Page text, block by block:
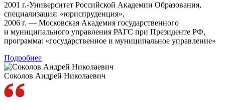
2001 г.-Университет Российской Академии Образования,
специализация: «юриспруденция»,
2006 г. — Московская Академия государственного
и муниципального управления РАГС при Президенте РФ,
программа: «государственное и муниципальное управление»
Подробнее
Соколов Андрей Николаевич